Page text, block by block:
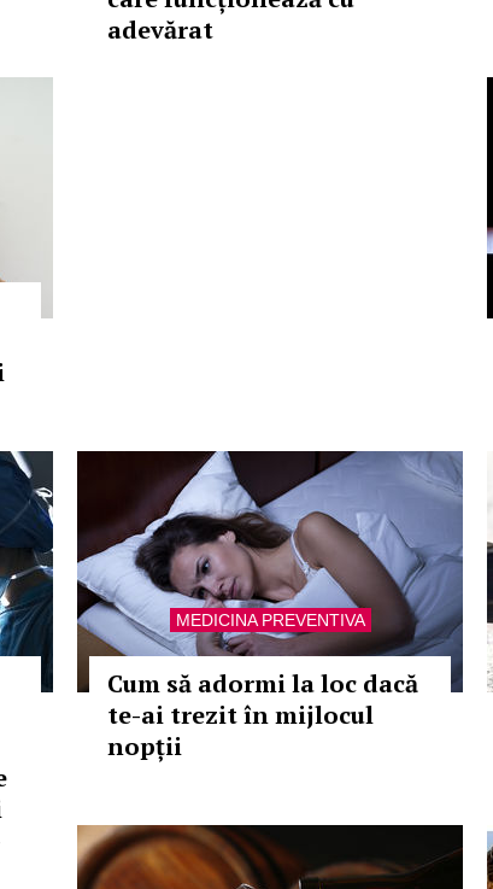
adevărat
MEDICINA PREVENTIVA
Cum să adormi la loc dacă
te-ai trezit în mijlocul
nopții